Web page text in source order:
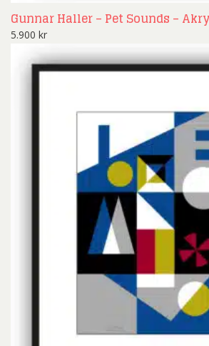
Gunnar Haller – Pet Sounds –
5.900 kr